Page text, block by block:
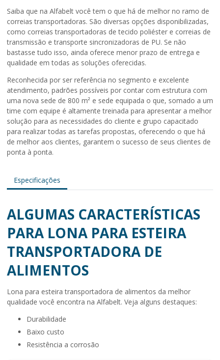
Saiba que na Alfabelt você tem o que há de melhor no ramo de
correias transportadoras. São diversas opções disponibilizadas,
como correias transportadoras de tecido poliéster e correias de
transmissão e transporte sincronizadoras de PU. Se não
bastasse tudo isso, ainda oferece menor prazo de entrega e
qualidade em todas as soluções oferecidas.
Reconhecida por ser referência no segmento e excelente
atendimento, padrões possíveis por contar com estrutura com
uma nova sede de 800 m² e sede equipada o que, somado a um
time com equipe é altamente treinada para apresentar a melhor
solução para as necessidades do cliente e grupo capacitado
para realizar todas as tarefas propostas, oferecendo o que há
de melhor aos clientes, garantem o sucesso de seus clientes de
ponta à ponta.
Especificações
ALGUMAS CARACTERÍSTICAS
PARA LONA PARA ESTEIRA
TRANSPORTADORA DE
ALIMENTOS
Lona para esteira transportadora de alimentos da melhor
qualidade você encontra na Alfabelt. Veja alguns destaques:
durabilidade
baixo custo
resistência a corrosão